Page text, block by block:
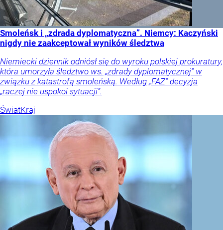
Smoleńsk i „zdrada dyplomatyczna”. Niemcy: Kaczyński
nigdy nie zaakceptował wyników śledztwa
Niemiecki dziennik odniósł się do wyroku polskiej prokuratury,
która umorzyła śledztwo ws. „zdrady dyplomatycznej” w
związku z katastrofą smoleńską. Według „FAZ” decyzja
„raczej nie uspokoi sytuacji”.
ŚwiatKraj